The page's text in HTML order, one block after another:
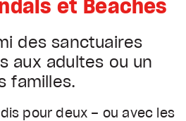
et Beaches
des sanctuaires
aux adultes ou un
familles.
pour deux – ou avec les